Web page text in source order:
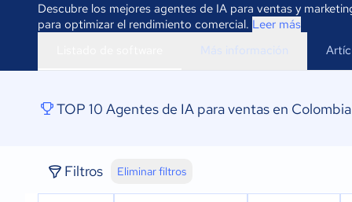
Descubre los mejores agentes de IA para ventas y
para optimizar el rendimiento comercial. Leer más
Más información
TOP 10 Agentes de IA para ventas en Colombia
Filtros Eliminar filtros